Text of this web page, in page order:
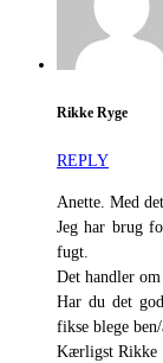
Rikke Ryge
REPLY
Anette. Med
Jeg har brug
fugt.
Det handler
Har du det
fikse blege
Kærligst Rikke